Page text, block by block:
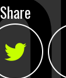
Share